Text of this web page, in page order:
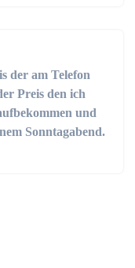
der am Telefon
Preis den ich
und
Sonntagabend.